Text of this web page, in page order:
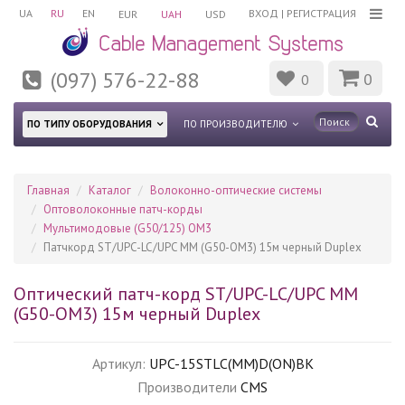
UA RU EN ВХОД | РЕГИСТРАЦИЯ
EUR UAH USD
(097) 576-22-88 0 0
ПО ТИПУ ОБОРУДОВАНИЯ ПО ПРОИЗВОДИТЕЛЮ
Главная Каталог
Волоконно-оптические системы
Оптоволоконные патч-корды
Мультимодовые (G50/125) OM3
Патчкорд ST/UPC-LC/UPC MM (G50-OM3) 15м черный Duplex
Оптический патч-корд ST/UPC-LC/UPC MM
(G50-OM3) 15м черный Duplex
Артикул: UPC-15STLC(MM)D(ON)BK
Производители CMS